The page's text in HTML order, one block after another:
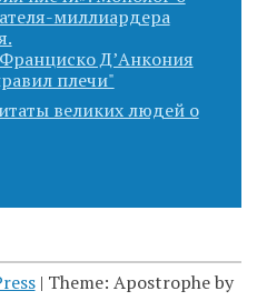
миллиардера
великих людей о
| Theme: Apostrophe by